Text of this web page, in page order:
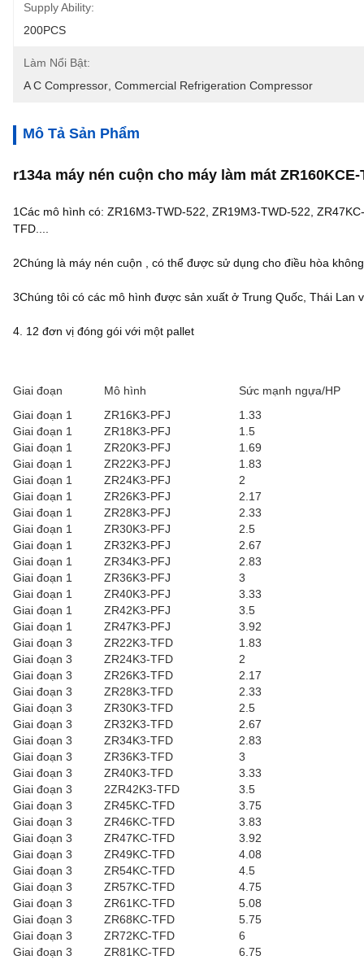
Supply Ability:
200PCS
Làm Nổi Bật:
A C Compressor Commercial Refrigeration Compressor
Mô Tả Sản Phẩm
r134a máy nén cuộn cho máy làm mát ZR160KCE-
1Các mô hình có: ZR16M3-TWD-522, ZR19M3-TWD-522,
TFD....
2Chúng là máy nén cuộn , có thể được sử dụng cho điều hòa
3Chúng tôi có các mô hình được sản xuất ở Trung Quốc, Thái Lan
4. 12 đơn vị đóng gói với một pallet
Giai đoạn Mô hình
Sức mạnh ngựa/HP
Giai đoạn 1
ZR16K3-PFJ
1.33
Giai đoạn 1
ZR18K3-PFJ
1.5
Giai đoạn 1
ZR20K3-PFJ
1.69
Giai đoạn 1
ZR22K3-PFJ
1.83
Giai đoạn 1
ZR24K3-PFJ
2
Giai đoạn 1
ZR26K3-PFJ
2.17
Giai đoạn 1
ZR28K3-PFJ
2.33
Giai đoạn 1
ZR30K3-PFJ
2.5
Giai đoạn 1
ZR32K3-PFJ
2.67
Giai đoạn 1
ZR34K3-PFJ
2.83
Giai đoạn 1
ZR36K3-PFJ
3
Giai đoạn 1
ZR40K3-PFJ
3.33
Giai đoạn 1
ZR42K3-PFJ
3.5
Giai đoạn 1
ZR47K3-PFJ
3.92
Giai đoạn 3
ZR22K3-TFD
1.83
Giai đoạn 3
ZR24K3-TFD
2
Giai đoạn 3
ZR26K3-TFD
2.17
Giai đoạn 3
ZR28K3-TFD
2.33
Giai đoạn 3
ZR30K3-TFD
2.5
Giai đoạn 3
ZR32K3-TFD
2.67
Giai đoạn 3
ZR34K3-TFD
2.83
Giai đoạn 3
ZR36K3-TFD
3
Giai đoạn 3
ZR40K3-TFD
3.33
Giai đoạn 3
2ZR42K3-TFD
3.5
Giai đoạn 3
ZR45KC-TFD
3.75
Giai đoạn 3
ZR46KC-TFD
3.83
Giai đoạn 3
ZR47KC-TFD
3.92
Giai đoạn 3
ZR49KC-TFD
4.08
Giai đoạn 3
ZR54KC-TFD
4.5
Giai đoạn 3
ZR57KC-TFD
4.75
Giai đoạn 3
ZR61KC-TFD
5.08
Giai đoạn 3
ZR68KC-TFD
5.75
Giai đoạn 3
ZR72KC-TFD
6
Giai đoạn 3
ZR81KC-TFD 6.75